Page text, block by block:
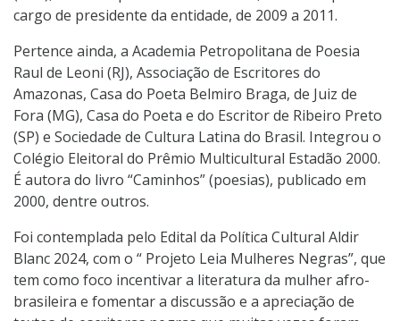
cargo de presidente da entidade, de 2009 a 2011.
Pertence ainda, a Academia Petropolitana de Poesia
Raul de Leoni (RJ), Associação de Escritores do
Amazonas, Casa do Poeta Belmiro Braga, de Juiz de
Fora (MG), Casa do Poeta e do Escritor de Ribeiro Preto
(SP) e Sociedade de Cultura Latina do Brasil. Integrou o
Colégio Eleitoral do Prêmio Multicultural Estadão 2000.
É autora do livro “Caminhos” (poesias), publicado em
2000, dentre outros.
Foi contemplada pelo Edital da Política Cultural Aldir
Blanc 2024, com o “ Projeto Leia Mulheres Negras”, que
tem como foco incentivar a literatura da mulher afro-
brasileira e fomentar a discussão e a apreciação de